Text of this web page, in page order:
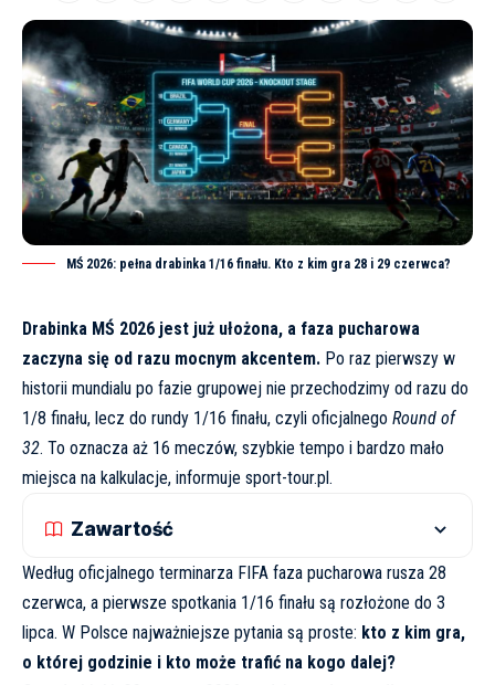
MŚ 2026: pełna drabinka 1/16 finału. Kto z kim gra 28 i 29 czerwca?
Drabinka MŚ 2026 jest już ułożona, a faza pucharowa
zaczyna się od razu mocnym akcentem. Po raz pierwszy w
historii mundialu po fazie grupowej nie przechodzimy od razu do
1/8 finału, lecz do rundy 1/16 finału, czyli oficjalnego Round of
32. To oznacza aż 16 meczów, szybkie tempo i bardzo mało
miejsca na kalkulacje, informuje sport-tour.pl.
Zawartość
Według oficjalnego terminarza FIFA faza pucharowa rusza 28
czerwca, a pierwsze spotkania 1/16 finału są rozłożone do 3
lipca. W Polsce najważniejsze pytania są proste: kto z kim gra,
o której godzinie i kto może trafić na kogo dalej?